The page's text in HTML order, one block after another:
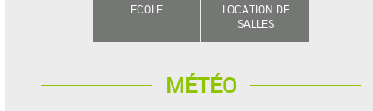
ECOLE
LOCATION DE
SALLES
MÉTÉO